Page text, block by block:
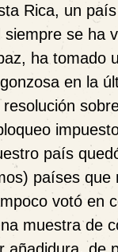
Rica, un
siempre se ha
ha tomado
en la
país
países que
votó en
muestra de
añadidura, de